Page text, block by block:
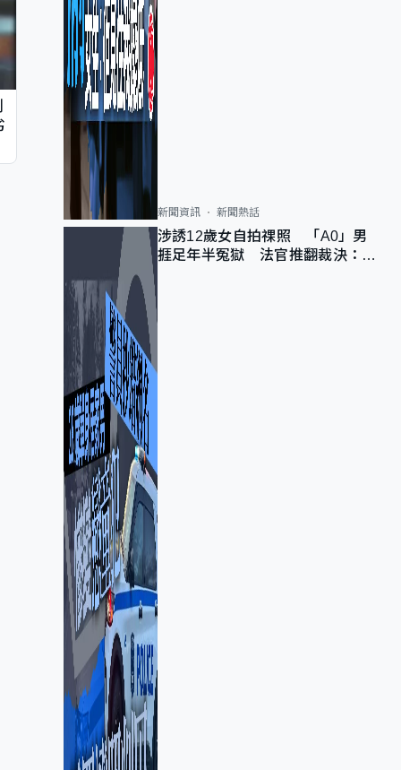
新聞資訊 新聞熱話
涉誘12歲女自拍祼照 「A0」男
捱足年半冤獄 法官推翻裁決：抄